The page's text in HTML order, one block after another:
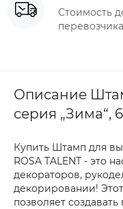
Стоимость
Описание
серия „Зима“,
Купить Штамп для
ROSA TALENT - это
декораторов,
декорировании!
позволяет